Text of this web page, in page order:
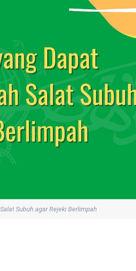
Subuh agar Rejeki Berlimpah